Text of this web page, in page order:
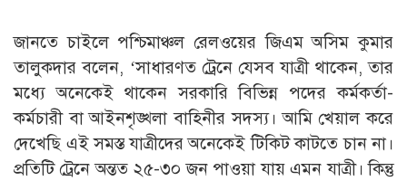
জানতে চাইলে পশ্চিমাঞ্চল রেলওয়ের জিএম অসিম কুমার
তালুকদার বলেন, ‘সাধারণত ট্রেনে যেসব যাত্রী থাকেন, তার
মধ্যে অনেকেই থাকেন সরকারি বিভিন্ন পদের কর্মকর্তা-
কর্মচারী বা আইনশৃঙ্খলা বাহিনীর সদস্য। আমি খেয়াল করে
দেখেছি এই সমস্ত যাত্রীদের অনেকেই টিকিট কাটতে চান না।
প্রতিটি ট্রেনে অন্তত ২৫-৩০ জন পাওয়া যায় এমন যাত্রী। কিন্তু